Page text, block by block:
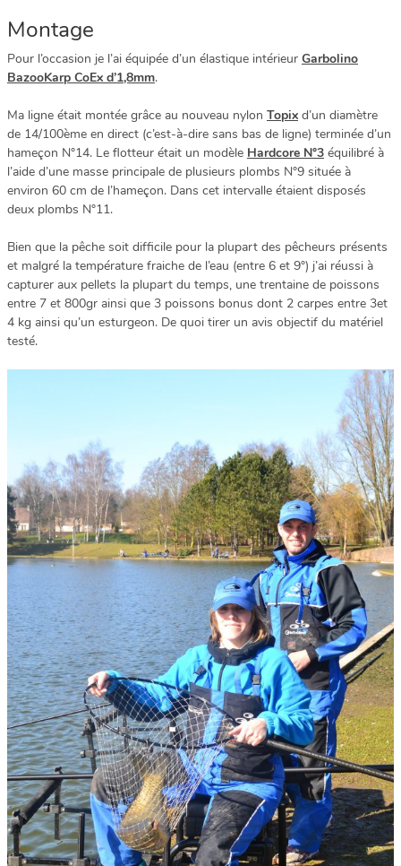
Montage
Pour l’occasion je l’ai équipée d’un élastique intérieur Garbolino
BazooKarp CoEx d’1,8mm.
Ma ligne était montée grâce au nouveau nylon Topix d’un diamètre
de 14/100ème en direct (c’est-à-dire sans bas de ligne) terminée d’un
hameçon N°14. Le flotteur était un modèle Hardcore N°3 équilibré à
l’aide d’une masse principale de plusieurs plombs N°9 située à
environ 60 cm de l’hameçon. Dans cet intervalle étaient disposés
deux plombs N°11.
Bien que la pêche soit difficile pour la plupart des pêcheurs présents
et malgré la température fraiche de l’eau (entre 6 et 9°) j’ai réussi à
capturer aux pellets la plupart du temps, une trentaine de poissons
entre 7 et 800gr ainsi que 3 poissons bonus dont 2 carpes entre 3et
4 kg ainsi qu’un esturgeon. De quoi tirer un avis objectif du matériel
testé.